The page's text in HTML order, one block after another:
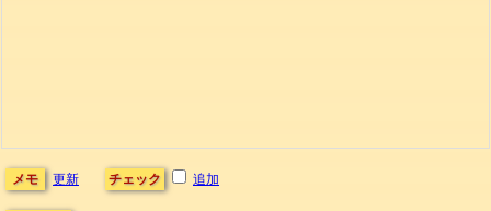
メモ 更新 チェック 追加